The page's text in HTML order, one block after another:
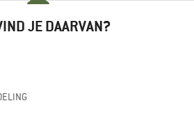
JE DAARVAN?